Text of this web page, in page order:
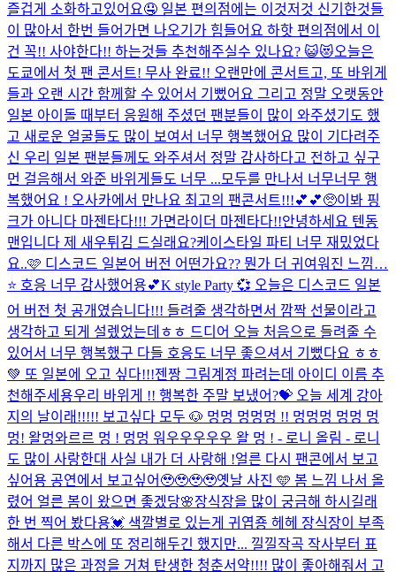
즐겁게 소화하고있어요🤤 일본 편의점에는 이것저것 신기한것들
이 많아서 한번 들어가면 나오기가 힘들어요 하핫 편의점에서 이
건 꼭!! 사야한다!! 하는것들 추천해주실수 있나요? 😺😻오늘은
도쿄에서 첫 팬 콘서트! 무사 완료!! 오랜만에 콘서트고, 또 바위게
들과 오랜 시간 함께할 수 있어서 기뻤어요 그리고 정말 오랫동안
일본 아이돌 때부터 응원해 주셨던 팬분들이 많이 와주셨기도 했
고 새로운 얼굴들도 많이 보여서 너무 행복했어요 많이 기다려주
신 우리 일본 팬분들께도 와주셔서 정말 감사하다고 전하고 싶구
먼 걸음해서 와준 바위게들도 너무 ...모두를 만나서 너무너무 행
복했어요 ! 오사카에서 만나요 최고의 팬콘서트!!!💕💕🥺이봐 핑
크가 아니다 마젠타다!!! 가면라이더 마젠타다!!안녕하세요 텐동
맨입니다 제 새우튀김 드실래요?케이스타일 파티 너무 재밌었다
요..🩷 디스코드 일본어 버전 어떤가요?? 뭔가 더 귀여워진 느낌…
⭐️ 호응 너무 감사했어용💕K style Party 💞 오늘은 디스코드 일본
어 버전 첫 공개였습니다!!! 들려줄 생각하면서 깜짝 선물이라고
생각하고 되게 설렜었는데ㅎㅎ 드디어 오늘 처음으로 들려줄 수
있어서 너무 행복했구 다들 호응도 너무 좋으셔서 기뻤다요 ㅎㅎ
💚 또 일본에 오고 싶다!!!젠짱 그림계정 파려는데 아이디 이름 추
천해주세용우리 바위게 !! 행복한 주말 보냈어?💝 오늘 세계 강아
지의 날이래!!!!! 보고싶다 모두 🐶 멍멍 멍멍멍 !! 멍멍멍 멍멍 멍
멍! 왈멍와르르 멍 ! 멍멍 워우우우우우 왈 멍 ! - 로니 올림 - 로니
도 많이 사랑한대 사실 내가 더 사랑해 !얼른 다시 팬콘에서 보고
싶어용 공연에서 보고싶어🥹🥹🥹🥹옛날 사진 🩵 봄 느낌 나서 올
렸어 얼른 봄이 왔으면 좋겠당🌸장식장을 많이 궁금해 하시길래
한 번 찍어 봤다용💓 색깔별로 있는게 귀엽죵 헤헤 장식장이 부족
해서 다른 박스에 또 정리해두긴 했지만... 낄낄작곡 작사부터 표
지까지 많은 과정을 거쳐 탄생한 청춘서약!!!! 많이 좋아해줘서 고